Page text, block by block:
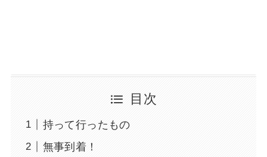
目次
持って行ったもの
無事到着！